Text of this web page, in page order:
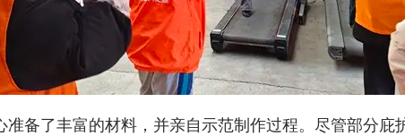
了丰富的材料，并亲自示范制作过程。尽管部分庇